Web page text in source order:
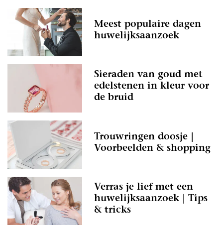
Meest populaire dagen
huwelijksaanzoek
Sieraden van goud met
edelstenen in kleur voor
de bruid
Trouwringen doosje |
Voorbeelden & shopping
Verras je lief met een
huwelijksaanzoek | Tips
& tricks